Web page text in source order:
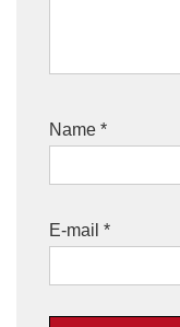
Name *
E-mail *